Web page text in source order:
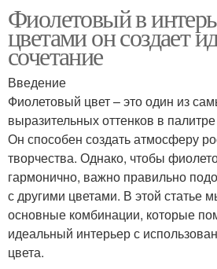
Фиолетовый в
цветами он создает
сочетание
Введение
Фиолетовый цвет – это один из
выразительных оттенков в
Он способен создать атмосферу
творчества. Однако, чтобы
гармонично, важно правильно
с другими цветами. В этой статье
основные комбинации, которые
идеальный интерьер с
цвета.